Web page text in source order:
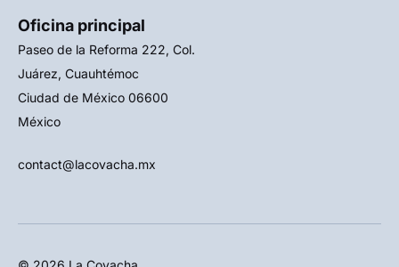
Oficina principal
Paseo de la Reforma 222, Col.
Juárez, Cuauhtémoc
Ciudad de México 06600
México
contact@lacovacha.mx